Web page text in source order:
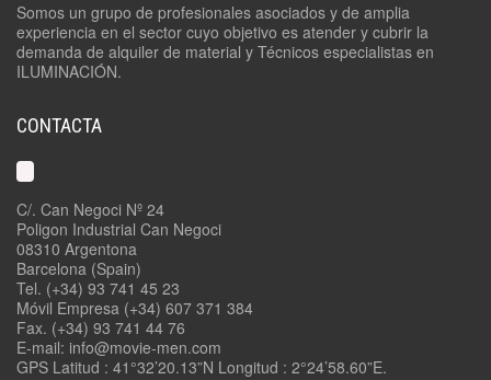
Somos un grupo de profesionales asociados y de amplia
experiencia en el sector cuyo objetivo es atender y cubrir la
demanda de alquiler de material y Técnicos especialistas en
ILUMINACIÓN.
CONTACTA
C/. Can Negoci Nº 24
Poligon Industrial Can Negoci
08310 Argentona
Barcelona (Spain)
Tel. (+34) 93 741 45 23
Móvil Empresa (+34) 607 371 384
Fax. (+34) 93 741 44 76
E-mail: info@movie-men.com
GPS Latitud : 41°32’20.13”N Longitud : 2°24’58.60”E.